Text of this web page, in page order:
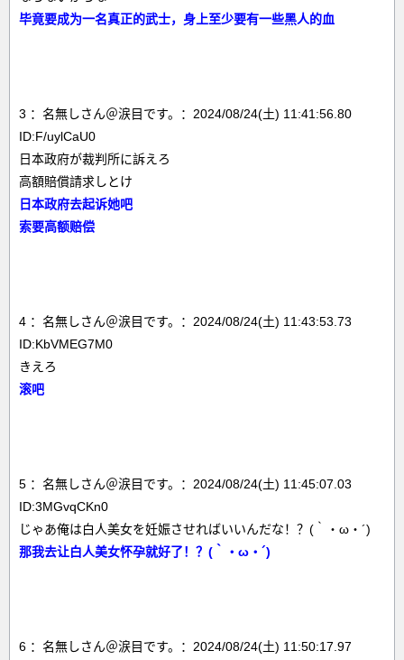
毕竟要成为一名真正的武士，身上至少要有一些黑人的血
3 ：名無しさん＠涙目です。：2024/08/24(土) 11:41:56.80
ID:F/uylCaU0
日本政府が裁判所に訴えろ
高額賠償請求しとけ
日本政府去起诉她吧
索要高额赔偿
4 ：名無しさん＠涙目です。：2024/08/24(土) 11:43:53.73
ID:KbVMEG7M0
きえろ
滚吧
5 ：名無しさん＠涙目です。：2024/08/24(土) 11:45:07.03
ID:3MGvqCKn0
じゃあ俺は白人美女を妊娠させればいいんだな！？(｀・ω・´)
那我去让白人美女怀孕就好了！？(｀・ω・´)
6 ：名無しさん＠涙目です。：2024/08/24(土) 11:50:17.97